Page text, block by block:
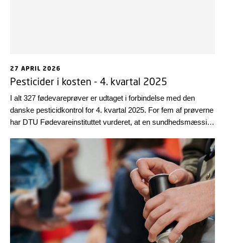
27 APRIL 2026
Pesticider i kosten - 4. kvartal 2025
I alt 327 fødevareprøver er udtaget i forbindelse med den
danske pesticidkontrol for 4. kvartal 2025. For fem af prøverne
har DTU Fødevareinstituttet vurderet, at en sundhedsmæssig